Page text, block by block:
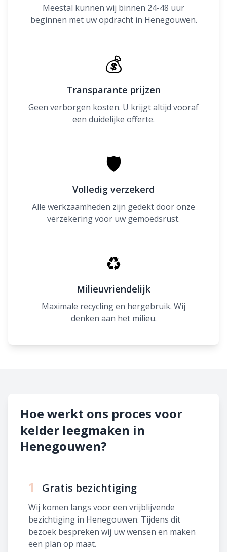
Meestal kunnen wij binnen 24-48 uur
beginnen met uw opdracht in Henegouwen.
💰
Transparante prijzen
Geen verborgen kosten. U krijgt altijd vooraf
een duidelijke offerte.
🛡
Volledig verzekerd
Alle werkzaamheden zijn gedekt door onze
verzekering voor uw gemoedsrust.
♻
Milieuvriendelijk
Maximale recycling en hergebruik. Wij
denken aan het milieu.
Hoe werkt ons proces voor
kelder leegmaken in
Henegouwen?
1 Gratis bezichtiging
Wij komen langs voor een vrijblijvende
bezichtiging in Henegouwen. Tijdens dit
bezoek bespreken wij uw wensen en maken
een plan op maat.